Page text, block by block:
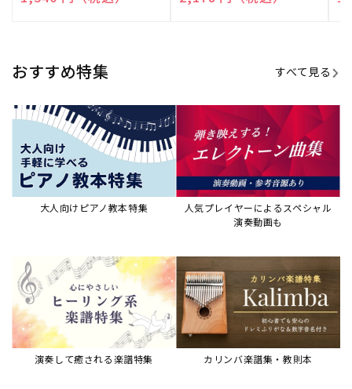
JAZZの楽譜特集
おすすめ記事 すべて見る